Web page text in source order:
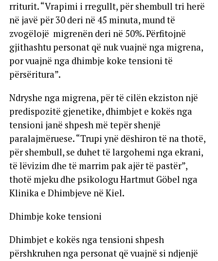
rriturit. “Vrapimi i rregullt, për shembull tri herë
në javë për 30 deri në 45 minuta, mund të
zvogëlojë migrenën deri në 50%. Përfitojnë
gjithashtu personat që nuk vuajnë nga migrena,
por vuajnë nga dhimbje koke tensioni të
përsëritura”.
Ndryshe nga migrena, për të cilën ekziston një
predispozitë gjenetike, dhimbjet e kokës nga
tensioni janë shpesh më tepër shenjë
paralajmëruese. “Trupi ynë dëshiron të na thotë,
për shembull, se duhet të largohemi nga ekrani,
të lëvizim dhe të marrim pak ajër të pastër”,
thotë mjeku dhe psikologu Hartmut Göbel nga
Klinika e Dhimbjeve në Kiel.
Dhimbje koke tensioni
Dhimbjet e kokës nga tensioni shpesh
përshkruhen nga personat që vuajnë si ndjenjë